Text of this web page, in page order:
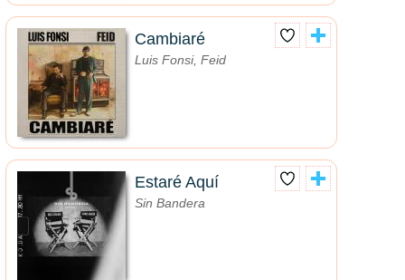
Cambiaré
Luis Fonsi, Feid
Estaré Aquí
Sin Bandera